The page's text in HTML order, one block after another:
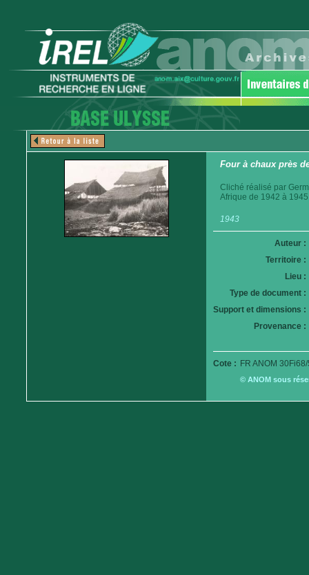
Four à chaux près
Cliché réalisé par
Afrique de 1942 à
1943
Auteur :
Territoire :
Lieu :
Type de document :
Support et dimensions :
Provenance :
Cote : FR ANOM
© ANOM sous